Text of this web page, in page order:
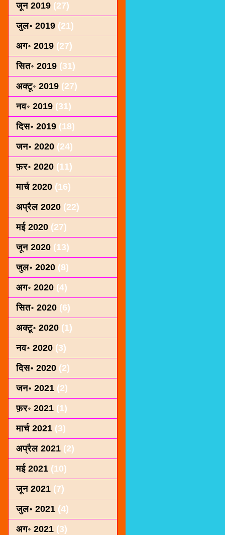
जून 2019 (27)
जुल॰ 2019 (21)
अग॰ 2019 (27)
सित॰ 2019 (31)
अक्टू॰ 2019 (27)
नव॰ 2019 (31)
दिस॰ 2019 (18)
जन॰ 2020 (24)
फ़र॰ 2020 (11)
मार्च 2020 (16)
अप्रैल 2020 (22)
मई 2020 (27)
जून 2020 (13)
जुल॰ 2020 (8)
अग॰ 2020 (4)
सित॰ 2020 (6)
अक्टू॰ 2020 (1)
नव॰ 2020 (3)
दिस॰ 2020 (2)
जन॰ 2021 (2)
फ़र॰ 2021 (1)
मार्च 2021 (3)
अप्रैल 2021 (2)
मई 2021 (10)
जून 2021 (7)
जुल॰ 2021 (4)
अग॰ 2021 (3)